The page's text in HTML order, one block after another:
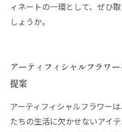
ィネートの一環として、ぜひ
しょうか。
アーティフィシャルフラワ
提案
アーティフィシャルフラワー
たちの生活に欠かせないアイ